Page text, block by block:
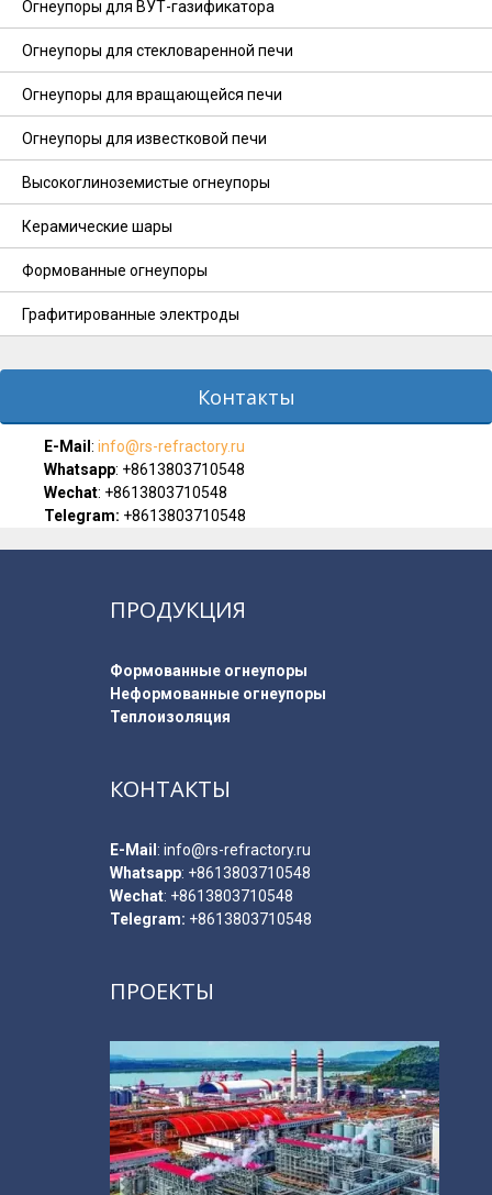
Огнеупоры для ВУТ-газификатора
Огнеупоры для стекловаренной печи
Огнеупоры для вращающейся печи
Огнеупоры для известковой печи
Высокоглиноземистые огнеупоры
Керамические шары
Формованные огнеупоры
Графитированные электроды
Контакты
E-Мail : info@rs-refractory.ru
Whatsapp: +8613803710548
Wechat: +8613803710548
Telegram: +8613803710548
ПРОДУКЦИЯ
Формованные огнеупоры
Неформованные огнеупоры
Теплоизоляция
КОНТАКТЫ
E-Мail : info@rs-refractory.ru
Whatsapp: +8613803710548
Wechat: +8613803710548
Telegram: +8613803710548
ПРОЕКТЫ